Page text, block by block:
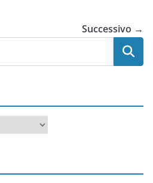
Successivo →